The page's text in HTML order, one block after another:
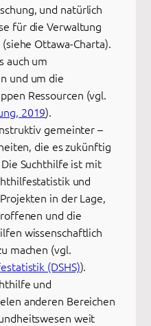
und natürlich
für die Verwaltung
Ottawa-Charta).
auch um
und um die
Ressourcen (vgl.
2019).
gemeinter –
die es zukünftig
Suchthilfe ist mit
und
in der Lage,
und die
wissenschaftlich
machen (vgl.
(DSHS)).
und
anderen Bereichen
weit